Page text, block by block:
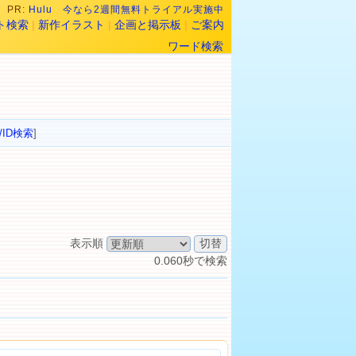
PR: Hulu 今なら2週間無料トライアル実施中
検索 | 新作イラスト | 企画と掲示板 | ご案内
ワード検索
ID検索]
表示順
0.060秒で検索